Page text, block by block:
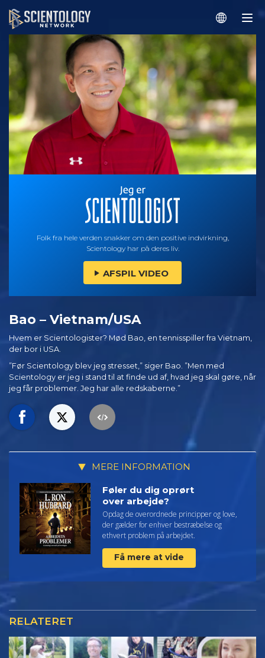
Folk fra hele verden snakker om den positive indvirkning,
Scientology har på deres liv.
AFSPIL VIDEO
Bao – Vietnam/USA
Hvem er Scientologister? Mød Bao, en tennisspiller fra Vietnam,
der bor i USA.
”Før Scientology blev jeg stresset,” siger Bao. ”Men med
Scientology er jeg i stand til at finde ud af, hvad jeg skal gøre, når
jeg får problemer. Jeg har alle redskaberne.”
MERE INFORMATION
Føler du dig oprørt
over arbejde?
Opdag de overordnede principper og love,
der gælder for enhver bestræbelse og
ethvert problem på arbejdet.
Få mere at vide
RELATERET